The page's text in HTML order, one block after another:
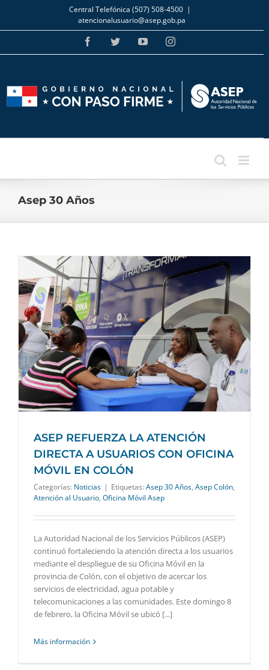
Skip
to
content
Central Telefónica (507) 508-4500 |
atencionalusuario@asep.gob.pa
FacebookTwitterYouTubeInstagram
Asep 30 Años
ASEP REFUERZA LA ATENCIÓN
DIRECTA A USUARIOS CON OFICINA
MÓVIL EN COLÓN
Categorías: Noticias | Etiquetas: Asep 30 Años, Asep Colón,
Atención al Usuario, Oficina Móvil Asep
La Autoridad Nacional de los Servicios Públicos (ASEP)
continuó fortaleciendo la atención directa a los usuarios
mediante el despliegue de su Oficina Móvil en la
provincia de Colón, con el objetivo de acercar los
servicios de electricidad, agua potable y
telecomunicaciones a las comunidades. Este domingo 8
de febrero, la Oficina Móvil se ubicó [...]
Más información